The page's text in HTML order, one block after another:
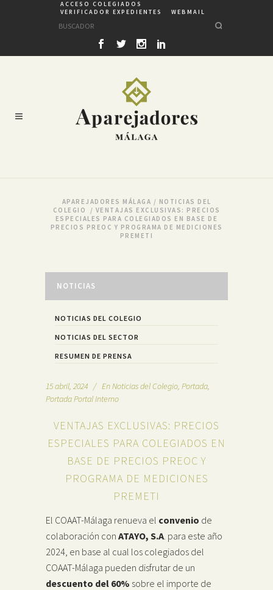
ACCESO COLEGIADOS
VERIFICADOR EXPEDIENTES
WEBMAIL
APAREJADORES MÁLAGA / NOTICIAS DEL
COLEGIO
/ VENTAJAS EXCLUSIVAS: PRECIOS
ESPECIALES PARA COLEGIADOS EN BASE DE
PRECIOS PREOC Y PROGRAMA DE MEDICIONES
PREMETI
NOTICIAS
NOTICIAS DEL COLEGIO
NOTICIAS DEL SECTOR
RESUMEN DE PRENSA
15 abril, 2024 EnNoticias del Colegio Portada
Portada Portal Interno
VENTAJAS EXCLUSIVAS: PRECIOS
ESPECIALES PARA COLEGIADOS EN
BASE DE PRECIOS PREOC Y
PROGRAMA DE MEDICIONES
PREMETI
El COAAT-Málaga renueva el convenio de
colaboración con ATAYO, S.A . para este año
2024, en base al cual los colegiados del
COAAT-Málaga pueden disfrutar de un
descuento del 60% sobre el importe de